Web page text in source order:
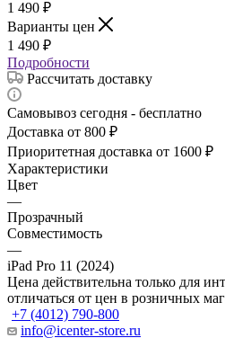
1 490 ₽
Варианты цен
1 490 ₽
Подробности
Рассчитать доставку
Самовывоз сегодня - бесплатно
Доставка от 800 ₽
Приоритетная доставка от 1600 ₽
Характеристики
Цвет
—
Прозрачный
Совместимость
—
iPad Pro 11 (2024)
Цена действительна только для
отличаться от цен в розничных
+7 (4012) 790-800
info@icenter-store.ru